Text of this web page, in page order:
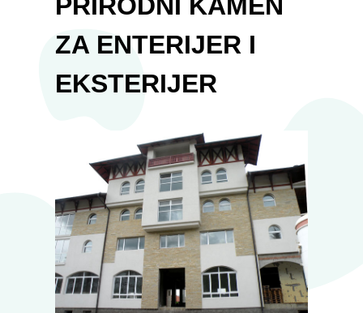
ZA ENTERIJER I
EKSTERIJER